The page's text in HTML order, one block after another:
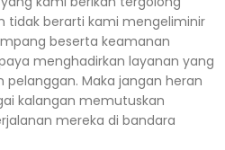
tidak berarti kami mengeliminir
beserta keamanan
menghadirkan layanan yang
Maka jangan heran
kalangan memutuskan
mereka di bandara